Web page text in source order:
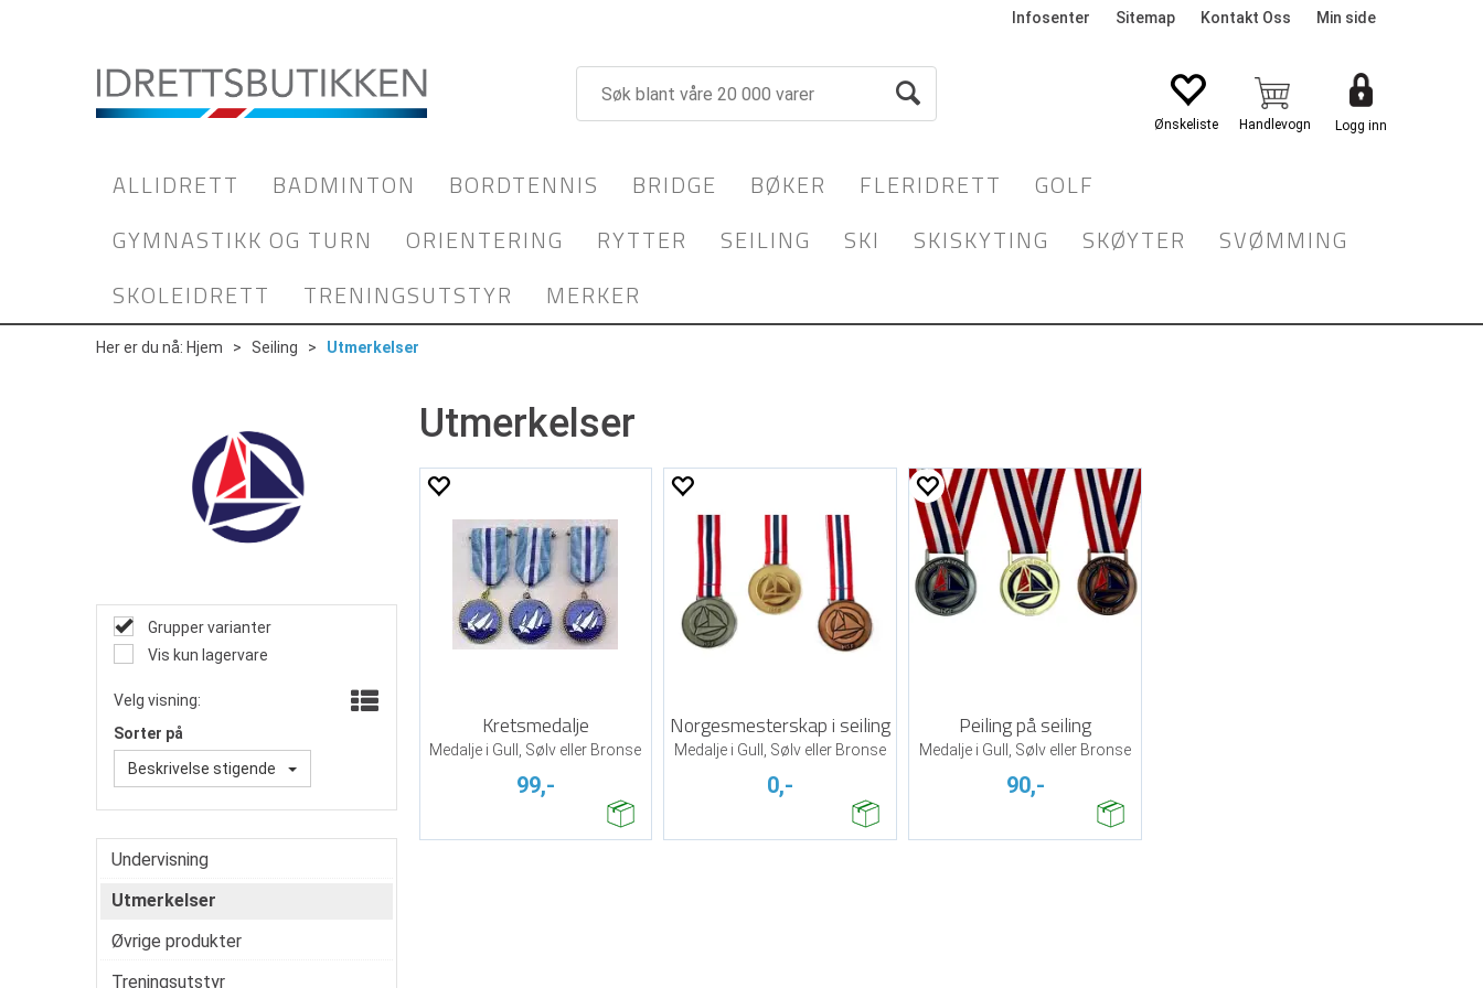
Infosenter Sitemap Kontakt Oss Min side
Logg inn
ALLIDRETT BADMINTON BORDTENNIS BRIDGE BØKER FLERIDRETT
GOLF
GYMNASTIKK OG TURN
ORIENTERING RYTTER SEILING SKI SKISKYTING SKØYTER
SVØMMING
SKOLEIDRETT
TRENINGSUTSTYR MERKER
Her er du nå: Hjem > Seiling > Utmerkelser
Grupper varianter
Vis kun lagervare
Velg visning:
Sorter på
Beskrivelse stigende
Undervisning
Utmerkelser
Øvrige produkter
Treningsutstyr
Utmerkelser
Kretsmedalje
Medalje i Gull, Sølv eller Bronse
99,-
Norgesmesterskap i seiling
Medalje i Gull, Sølv eller Bronse
0,-
Peiling på seiling
Medalje i Gull, Sølv eller Bronse
90,-